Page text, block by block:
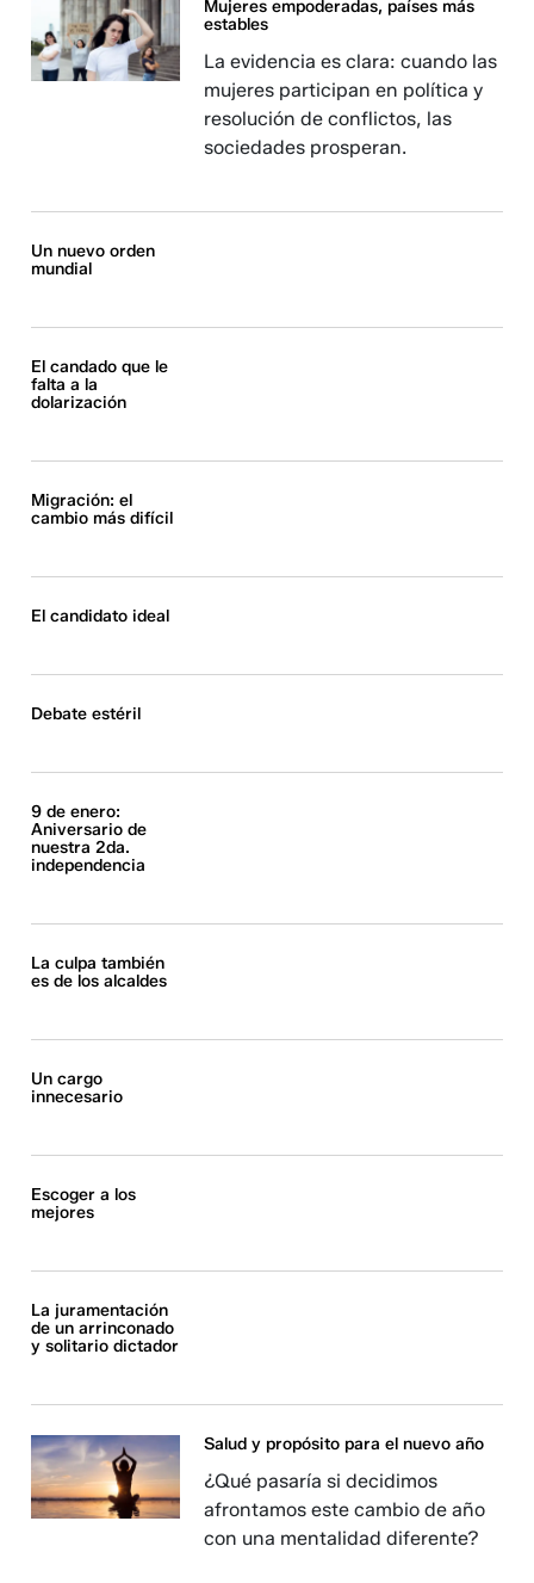
Mujeres empoderadas, países más
estables
La evidencia es clara: cuando las
mujeres participan en política y
resolución de conflictos, las
sociedades prosperan.
Un nuevo orden
mundial
El candado que le
falta a la
dolarización
Migración: el
cambio más difícil
El candidato ideal
Debate estéril
9 de enero:
Aniversario de
nuestra 2da.
independencia
La culpa también
es de los alcaldes
Un cargo
innecesario
Escoger a los
mejores
La juramentación
de un arrinconado
y solitario dictador
Salud y propósito para el nuevo año
¿Qué pasaría si decidimos
afrontamos este cambio de año
con una mentalidad diferente?